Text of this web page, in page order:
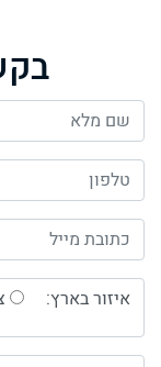
איזור בארץ: